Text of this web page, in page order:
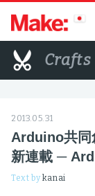
Crafts
2013.05.31
Arduino共同
新連載 ─
Text bykanai